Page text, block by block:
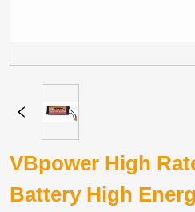
VBpower High
Battery High